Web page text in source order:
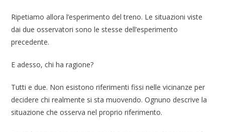
Ripetiamo allora l’esperimento del treno. Le situazioni viste
dai due osservatori sono le stesse dell’esperimento
precedente.
E adesso, chi ha ragione?
Tutti e due. Non esistono riferimenti fissi nelle vicinanze per
decidere chi realmente si sta muovendo. Ognuno descrive la
situazione che osserva nel proprio riferimento.